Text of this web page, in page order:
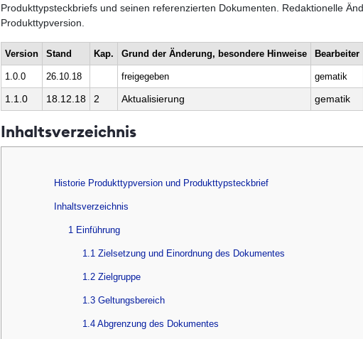
Produkttypsteckbriefs und seinen referenzierten Dokumenten. Redaktionelle
Produkttypversion.
Version Stand Kap. Grund der Änderung, besondere Hinweise Bearbeiter
1.0.0 26.10.18 freigegeben gematik
1.1.0 18.12.18 2 Aktualisierung gematik
Inhaltsverzeichnis
Historie Produkttypversion und Produkttypsteckbrief
Inhaltsverzeichnis
1 Einführung
1.1 Zielsetzung und Einordnung des Dokumentes
1.2 Zielgruppe
1.3 Geltungsbereich
1.4 Abgrenzung des Dokumentes